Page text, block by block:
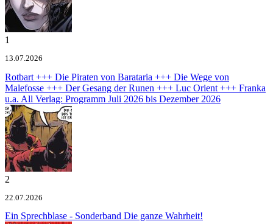
1
13.07.2026
Rotbart +++ Die Piraten von Barataria +++ Die Wege von
Malefosse +++ Der Gesang der Runen +++ Luc Orient +++ Franka
u.a. All Verlag: Programm Juli 2026 bis Dezember 2026
2
22.07.2026
Ein Sprechblase - Sonderband Die ganze Wahrheit!